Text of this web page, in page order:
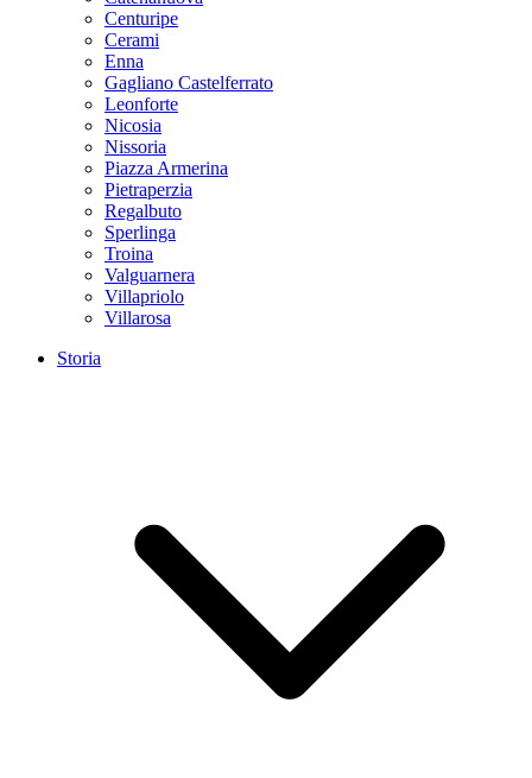
Centuripe
Cerami
Enna
Gagliano Castelferrato
Leonforte
Nicosia
Nissoria
Piazza Armerina
Pietraperzia
Regalbuto
Sperlinga
Troina
Valguarnera
Villapriolo
Villarosa
Storia